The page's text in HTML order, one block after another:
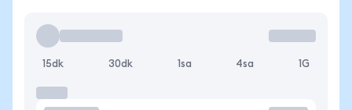
15dk 30dk 1sa 4sa 1G